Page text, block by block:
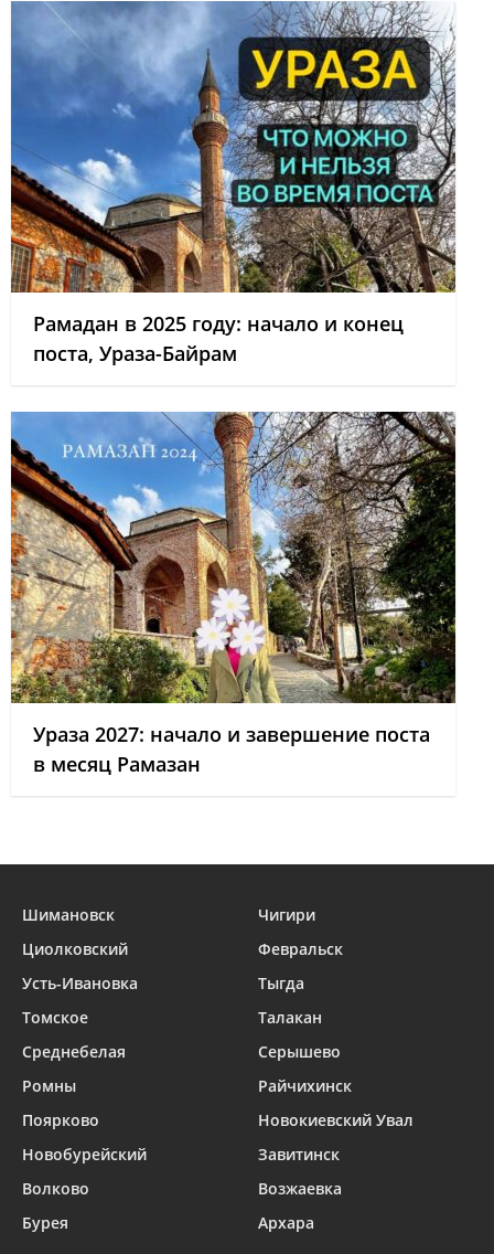
Рамадан в 2025 году: начало и конец
поста, Ураза-Байрам
Ураза 2027: начало и завершение поста
в месяц Рамазан
Шимановск
Чигири
Циолковский
Февральск
Усть-Ивановка
Тыгда
Томское
Талакан
Среднебелая
Серышево
Ромны
Райчихинск
Поярково
Новокиевский Увал
Новобурейский
Завитинск
Волково
Возжаевка
Бурея
Архара